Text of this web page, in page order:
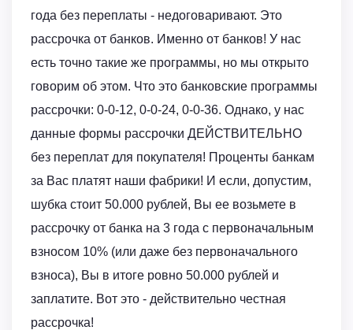
года без переплаты - недоговаривают. Это
рассрочка от банков. Именно от банков! У нас
есть точно такие же программы, но мы открыто
говорим об этом. Что это банковские программы
рассрочки: 0-0-12, 0-0-24, 0-0-36. Однако, у нас
данные формы рассрочки ДЕЙСТВИТЕЛЬНО
без переплат для покупателя! Проценты банкам
за Вас платят наши фабрики! И если, допустим,
шубка стоит 50.000 рублей, Вы ее возьмете в
рассрочку от банка на 3 года с первоначальным
взносом 10% (или даже без первоначального
взноса), Вы в итоге ровно 50.000 рублей и
заплатите. Вот это - действительно честная
рассрочка!